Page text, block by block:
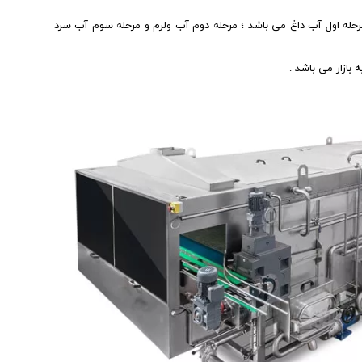
اول آب داغ می باشد ؛ مرحله دوم آب ولرم و مرحله سوم آب سرد
می باشد .